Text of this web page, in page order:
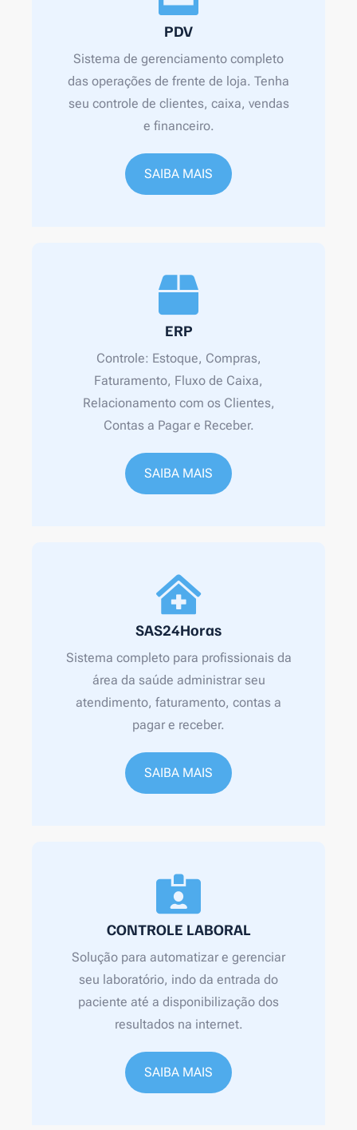
PDV
Sistema de gerenciamento completo
das operações de frente de loja. Tenha
seu controle de clientes, caixa, vendas
e financeiro.
SAIBA MAIS
ERP
Controle: Estoque, Compras,
Faturamento, Fluxo de Caixa,
Relacionamento com os Clientes,
Contas a Pagar e Receber.
SAIBA MAIS
SAS24Horas
Sistema completo para profissionais da
área da saúde administrar seu
atendimento, faturamento, contas a
pagar e receber.
SAIBA MAIS
CONTROLE LABORAL
Solução para automatizar e gerenciar
seu laboratório, indo da entrada do
paciente até a disponibilização dos
resultados na internet.
SAIBA MAIS